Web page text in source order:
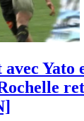
Yato